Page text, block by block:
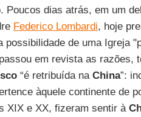
Poucos dias atrás, em um
Federico Lombardi, hoje
possibilidade de uma Igreja
em revista as razões,
“é retribuída na China”:
àquele continente de
XIX e XX, fizeram sentir à